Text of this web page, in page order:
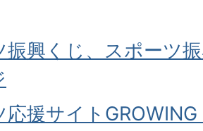
振興くじ、スポーツ
応援サイト